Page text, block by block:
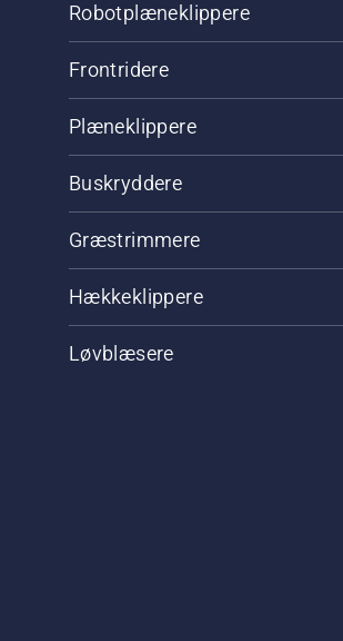
Robotplæneklippere
Frontridere
Plæneklippere
Buskryddere
Græstrimmere
Hækkeklippere
Løvblæsere